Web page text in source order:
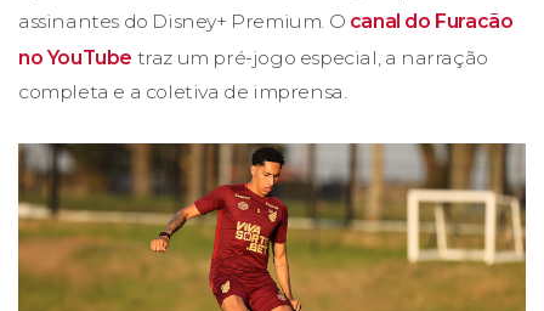
assinantes do Disney+ Premium. O canal do Furacão
no YouTube traz um pré-jogo especial, a narração
completa e a coletiva de imprensa.